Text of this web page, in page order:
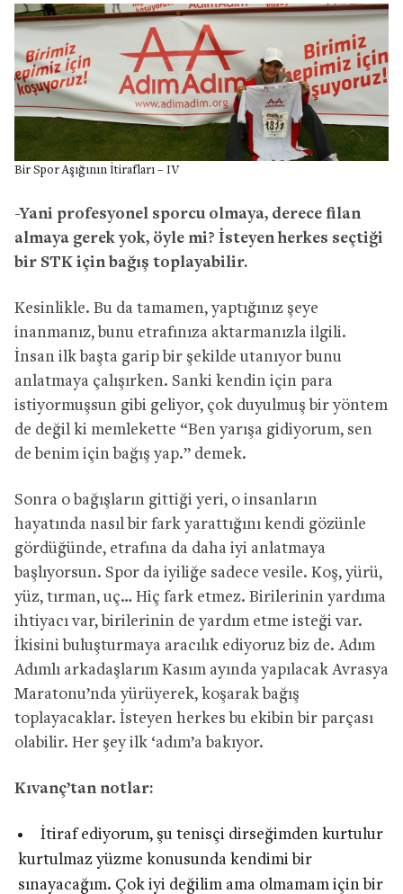
Bir Spor Aşığının İtirafları – IV
-Yani profesyonel sporcu olmaya, derece filan
almaya gerek yok, öyle mi? İsteyen herkes seçtiği
bir STK için bağış toplayabilir.
Kesinlikle. Bu da tamamen, yaptığınız şeye
inanmanız, bunu etrafınıza aktarmanızla ilgili.
İnsan ilk başta garip bir şekilde utanıyor bunu
anlatmaya çalışırken. Sanki kendin için para
istiyormuşsun gibi geliyor, çok duyulmuş bir yöntem
de değil ki memlekette “Ben yarışa gidiyorum, sen
de benim için bağış yap.” demek.
Sonra o bağışların gittiği yeri, o insanların
hayatında nasıl bir fark yarattığını kendi gözünle
gördüğünde, etrafına da daha iyi anlatmaya
başlıyorsun. Spor da iyiliğe sadece vesile. Koş, yürü,
yüz, tırman, uç… Hiç fark etmez. Birilerinin yardıma
ihtiyacı var, birilerinin de yardım etme isteği var.
İkisini buluşturmaya aracılık ediyoruz biz de. Adım
Adımlı arkadaşlarım Kasım ayında yapılacak Avrasya
Maratonu’nda yürüyerek, koşarak bağış
toplayacaklar. İsteyen herkes bu ekibin bir parçası
olabilir. Her şey ilk ‘adım’a bakıyor.
Kıvanç’tan notlar:
İtiraf ediyorum, şu tenisçi dirseğimden kurtulur
kurtulmaz yüzme konusunda kendimi bir
sınayacağım. Çok iyi değilim ama olmamam için bir